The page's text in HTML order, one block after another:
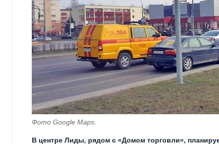
Фото Google Maps.
В центре Лиды, рядом с «Домом торговли»,